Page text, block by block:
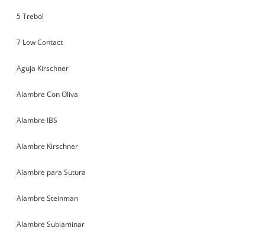
5 Trebol
7 Low Contact
Aguja Kirschner
Alambre Con Oliva
Alambre IBS
Alambre Kirschner
Alambre para Sutura
Alambre Steinman
Alambre Sublaminar